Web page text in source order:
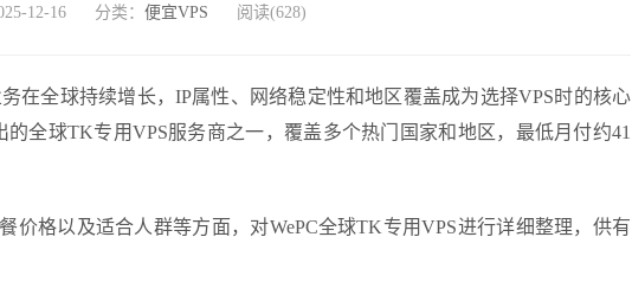
12-16 分类： 便宜VPS 阅读(628)
在全球持续增长，IP属性、网络稳定性和地区覆盖成为选择VPS时的核心
的全球TK专用VPS服务商之一，覆盖多个热门国家和地区，最低月付约41
价格以及适合人群等方面，对WePC全球TK专用VPS进行详细整理，供有